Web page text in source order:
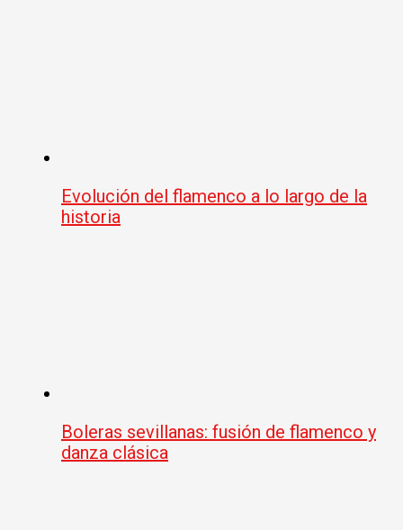
Evolución del flamenco a lo largo de la
historia
Boleras sevillanas: fusión de flamenco y
danza clásica